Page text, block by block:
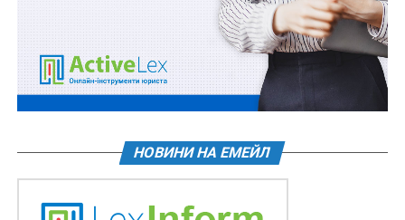
Складання іспиту водіїв категорії «В» відновлено
НЕ ПРОПУСТІТЬ
Питання трудових відносин під час воєнного
стану роз’яснить чат-бот
НОВИНИ НА ЕМЕЙЛ